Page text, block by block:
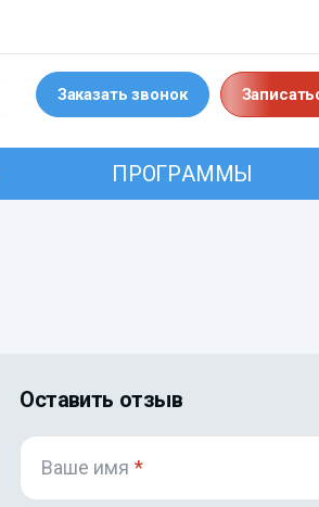
Заказать звонок
ПРОГРАММЫ
Оставить отзыв
Ваше имя *